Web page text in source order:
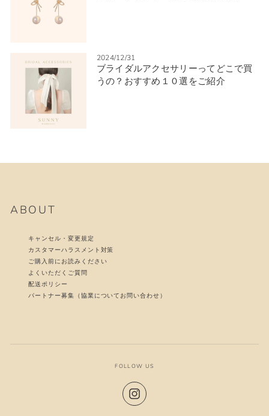
2024/12/31
ブライダルアクセサリーってどこで買
うの？おすすめ１０選をご紹介
ABOUT
キャンセル・変更規定
カスタマーハラスメント対策
ご購入前にお読みください
よくいただくご質問
配送ポリシー
パートナー募集（協業についてお問い合わせ）
FOLLOW US
Instagram